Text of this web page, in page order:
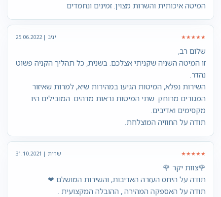
המיטה איכותית והשרות מצוין. זמינים ונחמדים
★★★★★ יניב | 25.06.2022
שלום רב,
זו המיטה השניה שקניתי אצלכם. בשנית, כל תהליך הקניה פשוט
נהדר.
השירות נפלא, המיטות הגיעו במהירות שיא, למרות שאיזור
המגורים מרוחק. שתי המיטות נראות מדהים. המובילים היו
מקסימים ואדיבים.
תודה על החוויה המוצלחת.
★★★★★ שרית | 31.10.2021
🌹צוות יקר 🌹
תודה על היחס העזרה האדיבות, והשירות המושלם ❤
תודה על האספקה המהירה , ההובלה המקצועית .